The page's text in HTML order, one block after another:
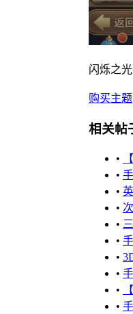
闪烁之
购买主题
相关帖
•
•
•
•
•
•
•
•
•
•